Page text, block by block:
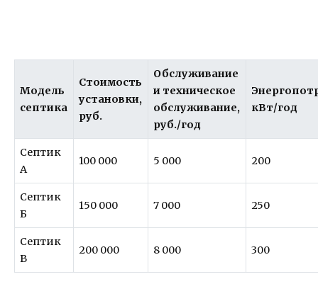
Модель
септика
Стоимость
установки,
руб.
Обслуживание
и техническое
обслуживание,
руб./год
кВт/год
Септик
А
100 000 5 000 200
Септик
Б
150 000 7 000 250
Септик
В
200 000 8 000 300